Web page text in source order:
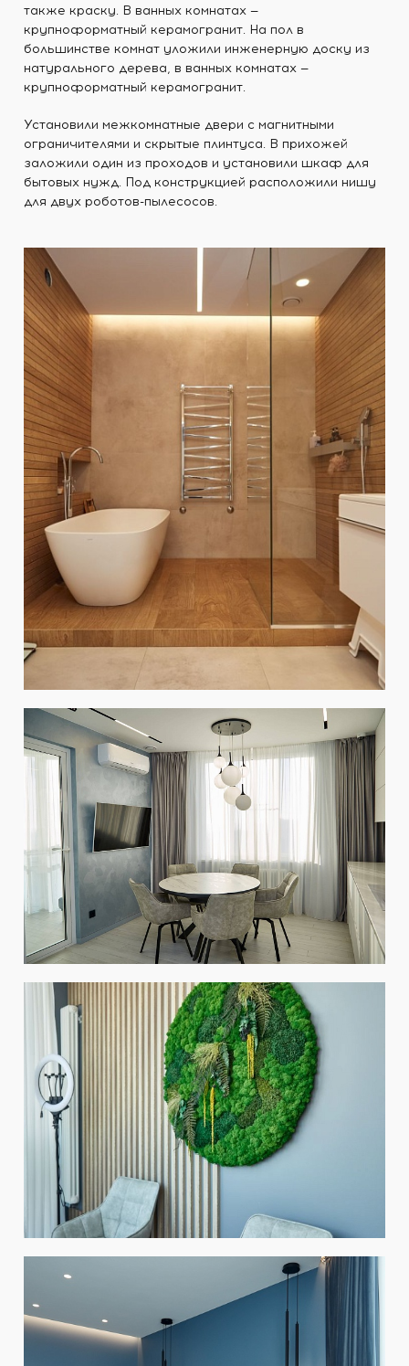
также краску. В ванных комнатах —
крупноформатный керамогранит. На пол в
большинстве комнат уложили инженерную доску из
натурального дерева, в ванных комнатах —
крупноформатный керамогранит.
Установили межкомнатные двери с магнитными
ограничителями и скрытые плинтуса. В прихожей
заложили один из проходов и установили шкаф для
бытовых нужд. Под конструкцией расположили нишу
для двух роботов-пылесосов.